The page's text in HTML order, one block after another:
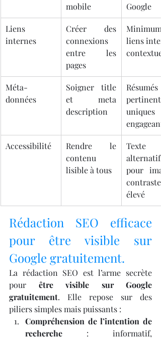
mobile
Google
Liens
internes
Créer des
connexions
entre les
pages
liens
Méta-
données
Soigner title
et meta
description
Résumés
pertinents,
Accessibilité
Rendre le
contenu
lisible à tous
Texte
alternatif
pour
contraste
élevé
Rédaction SEO efficace
pour être visible sur
Google gratuitement.
La rédaction SEO est l’arme secrète
pour être visible sur Google
gratuitement. Elle repose sur des
piliers simples mais puissants :
Compréhension de l’intention de
recherche : informatif,